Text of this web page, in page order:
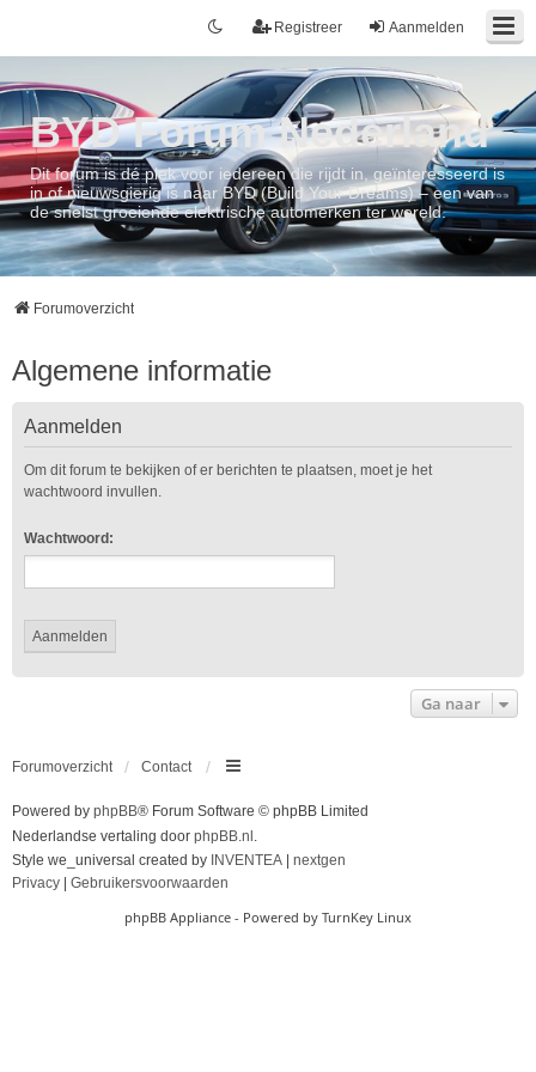
Aanmelden
Registreer
BYD Forum Nederland
Dit forum is dé plek voor iedereen die rijdt in, geïnteresseerd is
in of nieuwsgierig is naar BYD (Build Your Dreams) – een van
de snelst groeiende elektrische automerken ter wereld.
Forumoverzicht
Algemene informatie
Aanmelden
Om dit forum te bekijken of er berichten te plaatsen, moet je het
wachtwoord invullen.
Wachtwoord:
Ga naar
Forumoverzicht Contact
Powered by phpBB® Forum Software © phpBB Limited
Nederlandse vertaling door phpBB.nl .
Style we_universal created by INVENTEA
nextgen
Privacy
Gebruikersvoorwaarden
phpBB Appliance - Powered by TurnKey Linux